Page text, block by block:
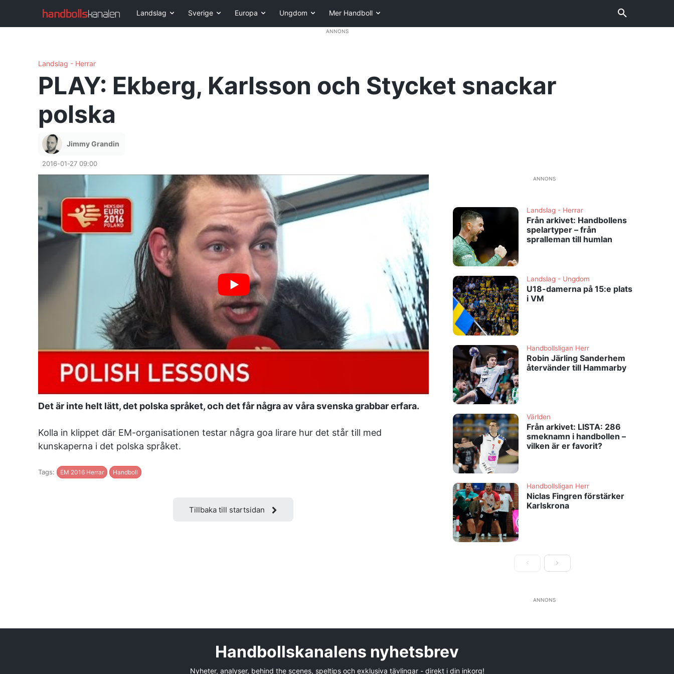
Landslag Sverige Europa Ungdom Mer Handboll
ANNONS
Landslag - Herrar
PLAY: Ekberg, Karlsson och Stycket snackar
polska
Jimmy Grandin
2016-01-27 09:00
Det är inte helt lätt, det polska språket, och det får några av våra svenska grabbar erfara.
Kolla in klippet där EM-organisationen testar några goa lirare hur det står till med
kunskaperna i det polska språket.
Tags: EM 2016 Herrar Handboll
Tillbaka till startsidan
ANNONS
Landslag - Herrar
Från arkivet: Handbollens
spelartyper – från
spralleman till humlan
Landslag - Ungdom
U18-damerna på 15:e plats
i VM
Handbollsligan Herr
Robin Järling Sanderhem
återvänder till Hammarby
Världen
Från arkivet: LISTA: 286
smeknamn i handbollen –
vilken är er favorit?
Handbollsligan Herr
Niclas Fingren förstärker
Karlskrona
ANNONS
Handbollskanalens nyhetsbrev
Nyheter, analyser, behind the scenes, speltips och exklusiva tävlingar - direkt i din inkorg!